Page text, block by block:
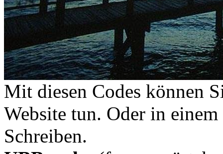
Mit diesen Codes können
Website tun. Oder in
Schreiben.